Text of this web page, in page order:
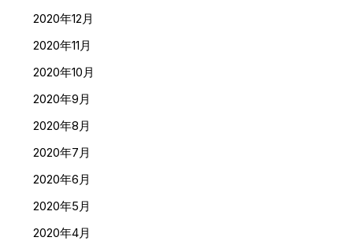
2020年12月
2020年11月
2020年10月
2020年9月
2020年8月
2020年7月
2020年6月
2020年5月
2020年4月